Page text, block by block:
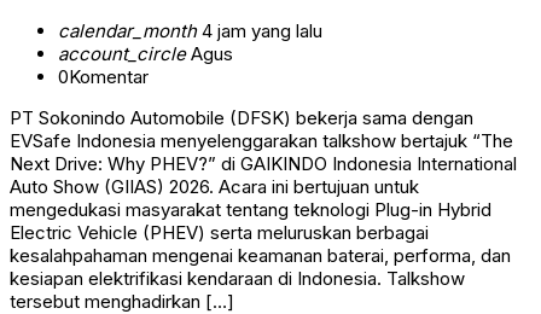
calendar_month4 jam yang lalu
account_circleAgus
0Komentar
PT Sokonindo Automobile (DFSK) bekerja sama dengan
EVSafe Indonesia menyelenggarakan talkshow bertajuk “The
Next Drive: Why PHEV?” di GAIKINDO Indonesia International
Auto Show (GIIAS) 2026. Acara ini bertujuan untuk
mengedukasi masyarakat tentang teknologi Plug-in Hybrid
Electric Vehicle (PHEV) serta meluruskan berbagai
kesalahpahaman mengenai keamanan baterai, performa, dan
kesiapan elektrifikasi kendaraan di Indonesia. Talkshow
tersebut menghadirkan […]